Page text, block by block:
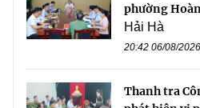
phường
Hải Hà
20:42 06/08/2026
Thanh tra